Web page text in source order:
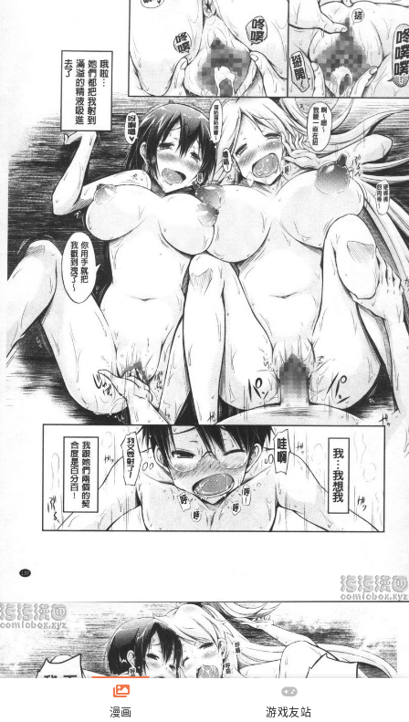
漫画 游戏友站